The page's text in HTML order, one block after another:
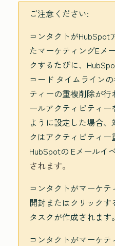
ご注意ください:
コンタクトがHubSpot
たマーケティングEメ
クするたびに、
コード タイムライン
ティーの重複削除が行
ールアクティビティ
ように設定した場合
クはアクティビティー
HubSpotの Eメールイ
されます。
コンタクトがマーケ
開封またはクリック
タスクが作成されます。
コンタクトがマーケテ